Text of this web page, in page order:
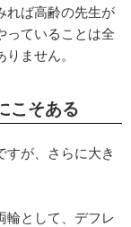
れば高齢の先生が
っていることは全
ません。
こそある
すが、さらに大き
輪として、デフレ